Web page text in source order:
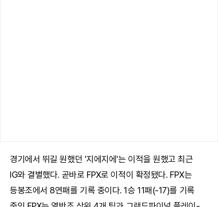
경기에서 뛰길 원했던 '지에지에'는 이적을 원했고 최근
IG와 결별했다. 곧바로 FPX로 이적이 확정됐다. FPX는
등봉조에서 8연패를 기록 중이다. 1승 11패(-17)를 기록